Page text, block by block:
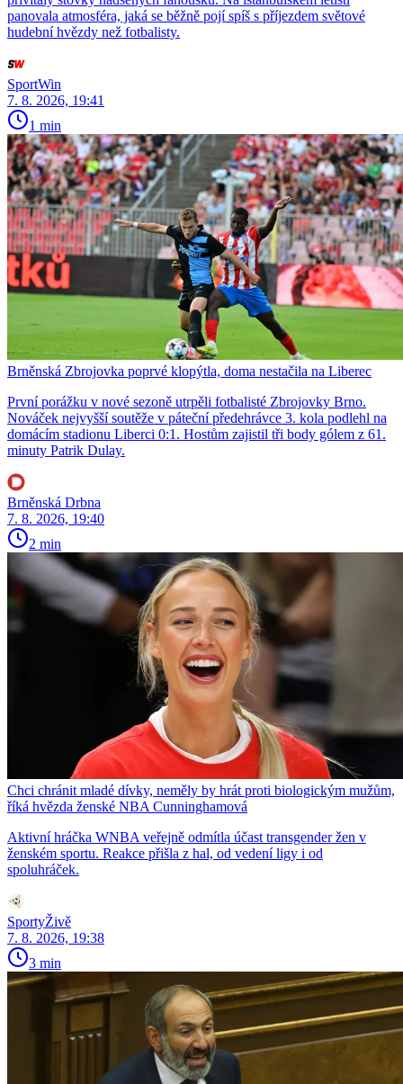
panovala atmosféra, jaká se běžně pojí spíš s příjezdem světové
hudební hvězdy než fotbalisty.
SportWin
7. 8. 2026, 19:41
1 min
Brněnská Zbrojovka poprvé klopýtla, doma nestačila na Liberec
První porážku v nové sezoně utrpěli fotbalisté Zbrojovky Brno.
Nováček nejvyšší soutěže v páteční předehrávce 3. kola podlehl na
domácím stadionu Liberci 0:1. Hostům zajistil tři body gólem z 61.
minuty Patrik Dulay.
Brněnská Drbna
7. 8. 2026, 19:40
2 min
Chci chránit mladé dívky, neměly by hrát proti biologickým mužům,
říká hvězda ženské NBA Cunninghamová
Aktivní hráčka WNBA veřejně odmítla účast transgender žen v
ženském sportu. Reakce přišla z hal, od vedení ligy i od
spoluhráček.
SportyŽivě
7. 8. 2026, 19:38
3 min